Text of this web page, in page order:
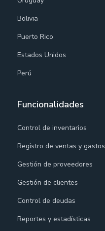
Bolivia
Puerto Rico
Estados Unidos
Perú
Funcionalidades
Control de inventarios
Registro de ventas y gastos
Gestión de proveedores
Gestión de clientes
Control de deudas
Reportes y estadísticas